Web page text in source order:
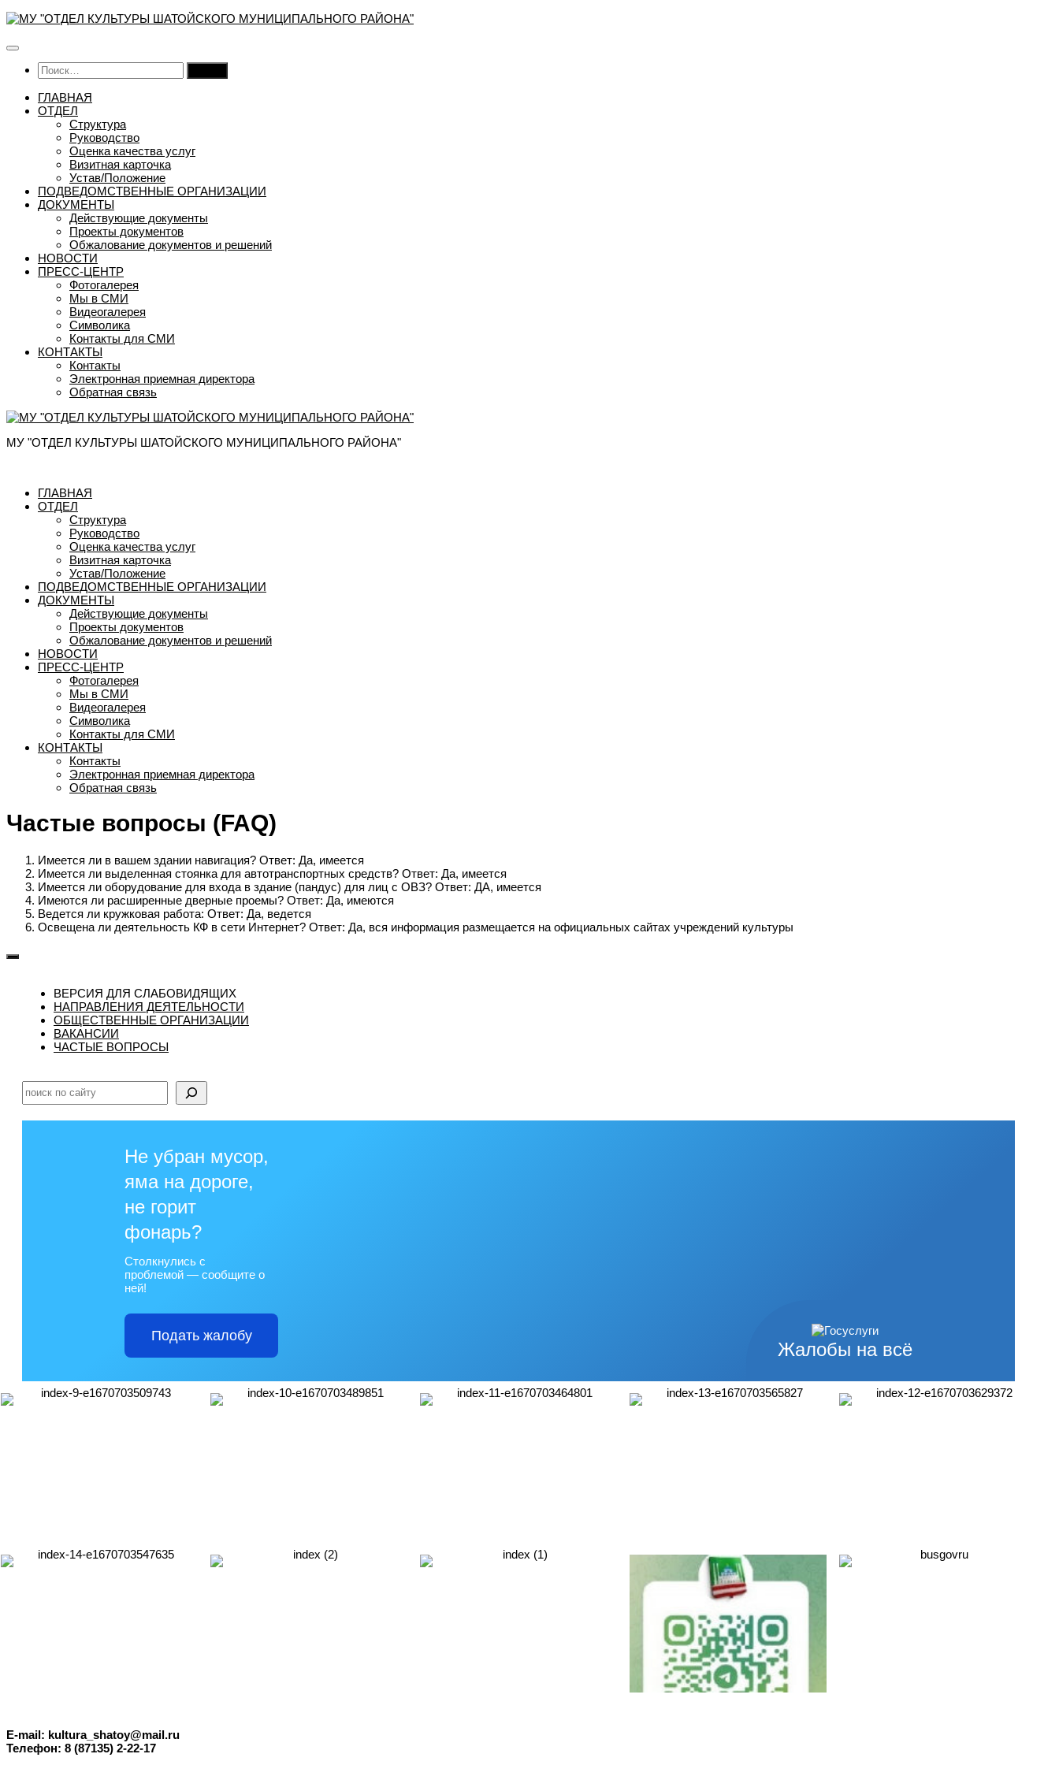
Перейти
содержимому
Найти:
ГЛАВНАЯ
ОТДЕЛ
Структура
Руководство
Оценка качества услуг
Визитная карточка
Устав/Положение
ПОДВЕДОМСТВЕННЫЕ ОРГАНИЗАЦИИ
ДОКУМЕНТЫ
Действующие документы
Проекты документов
Обжалование документов и решений
НОВОСТИ
ПРЕСС-ЦЕНТР
Фотогалерея
Мы в СМИ
Видеогалерея
Символика
Контакты для СМИ
КОНТАКТЫ
Контакты
Электронная приемная директора
Обратная связь
МУ "ОТДЕЛ КУЛЬТУРЫ ШАТОЙСКОГО МУНИЦИПАЛЬНОГО РАЙОНА"
ГЛАВНАЯ
ОТДЕЛ
Структура
Руководство
Оценка качества услуг
Визитная карточка
Устав/Положение
ПОДВЕДОМСТВЕННЫЕ ОРГАНИЗАЦИИ
ДОКУМЕНТЫ
Действующие документы
Проекты документов
Обжалование документов и решений
НОВОСТИ
ПРЕСС-ЦЕНТР
Фотогалерея
Мы в СМИ
Видеогалерея
Символика
Контакты для СМИ
КОНТАКТЫ
Контакты
Электронная приемная директора
Обратная связь
Частые вопросы (FAQ)
Имеется ли в вашем здании навигация? Ответ: Да, имеется
Имеется ли выделенная стоянка для автотранспортных средств? Ответ: Да, имеется
Имеется ли оборудование для входа в здание (пандус) для лиц с ОВЗ? Ответ: ДА, имеется
Имеются ли расширенные дверные проемы? Ответ: Да, имеются
Ведется ли кружковая работа: Ответ: Да, ведется
Освещена ли деятельность КФ в сети Интернет? Ответ: Да, вся информация размещается на официальных сайтах учреждений культуры
ВЕРСИЯ ДЛЯ СЛАБОВИДЯЩИХ
НАПРАВЛЕНИЯ ДЕЯТЕЛЬНОСТИ
ОБЩЕСТВЕННЫЕ ОРГАНИЗАЦИИ
ВАКАНСИИ
ЧАСТЫЕ ВОПРОСЫ
Жалобы на всё
Не убран мусор,
яма на дороге,
не горит
фонарь?
Столкнулись с
проблемой — сообщите о
ней!
Подать жалобу
E-mail: kultura_shatoy@mail.ru
Телефон: 8 (87135) 2-22-17